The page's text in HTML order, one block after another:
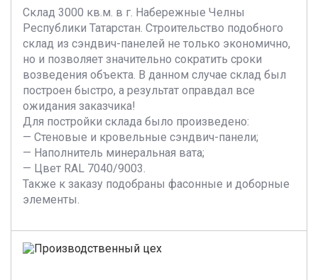
Склад 3000 кв.м. в г. Набережные Челны
Республики Татарстан. Строительство подобного
склад из сэндвич-панелей не только экономично,
но и позволяет значительно сократить сроки
возведения объекта. В данном случае склад был
построен быстро, а результат оправдал все
ожидания заказчика!
Для постройки склада было произведено:
— Стеновые и кровельные сэндвич-панели;
— Наполнитель минеральная вата;
— Цвет RAL 7040/9003.
Также к заказу подобраны фасонные и доборные
элементы.